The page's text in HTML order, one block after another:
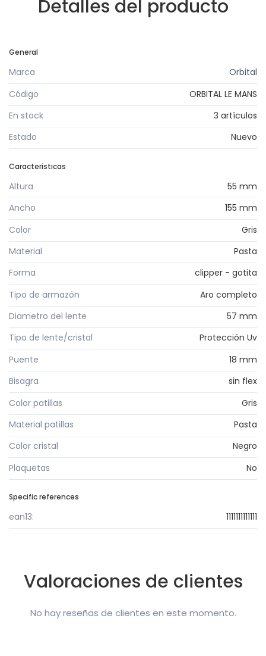
Detalles del producto
General
Marca
Orbital
Código
ORBITAL LE MANS
En stock
3 artículos
Estado
Nuevo
Características
Altura
55 mm
Ancho
155 mm
Color
Gris
Material
Pasta
Forma
clipper - gotita
Tipo de armazón
Aro completo
Diametro del lente
57 mm
Tipo de lente/cristal
Protección Uv
Puente
18 mm
Bisagra
sin flex
Color patillas
Gris
Material patillas
Pasta
Color cristal
Negro
Plaquetas
No
Specific references
ean13: 1111111111111
Valoraciones de clientes
No hay reseñas de clientes en este momento.